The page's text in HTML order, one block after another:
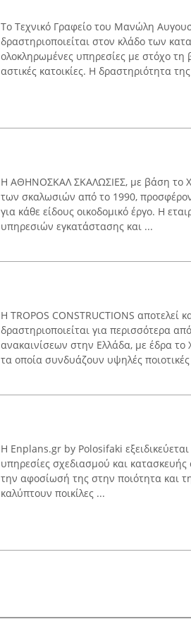
Το Τεχνικό Γραφείο του Μανώλη
δραστηριοποιείται στον κλάδο των
ολοκληρωμένες υπηρεσίες με στόχο τη
αστικές κατοικίες. H δραστηριότητα
Η ΑΘΗΝΟΣΚΑΛ ΣΚΑΛΩΣΙΕΣ, με βάση το
των σκαλωσιών από το 1990,
για κάθε είδους οικοδομικό έργο. Η
υπηρεσιών εγκατάστασης και ...
Η TROPOS CONSTRUCTIONS αποτελεί
δραστηριοποιείται για περισσότερα
ανακαινίσεων στην Ελλάδα, με έδρα το
τα οποία συνδυάζουν υψηλές
Η Enplans.gr by Polosifaki
υπηρεσίες σχεδιασμού και κατασκευής
την αφοσίωσή της στην ποιότητα και
καλύπτουν ποικίλες ...